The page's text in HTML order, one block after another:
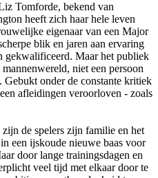
Tomforde, bekend van
heeft zich haar hele leven
eigenaar van een Major
blik en jaren aan ervaring
gekwalificeerd. Maar het publiek
niet een persoon
onder de constante kritiek
afleidingen veroorloven - zoals
de spelers zijn familie en het
een ijskoude nieuwe baas voor
door lange trainingsdagen en
veel tijd met elkaar door te